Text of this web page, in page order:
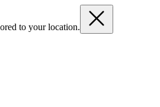
to your location.